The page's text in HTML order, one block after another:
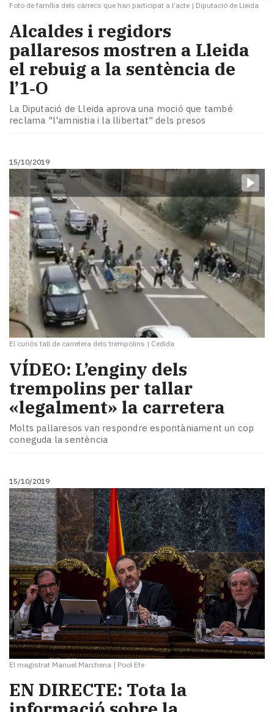
Foto de família dels càrrecs que han participat a l’acte | Diputació de Lleida
Alcaldes i regidors
pallaresos mostren a Lleida
el rebuig a la sentència de
l’1‑O
La Diputació de Lleida aprova una moció que també
reclama "l'amnistia i la llibertat" dels presos
15/10/2019
El curiós tall de carretera dels trempolins | Cedida
VÍDEO: L’enginy dels
trempolins per tallar
«legalment» la carretera
Molts pallaresos van respondre espontàniament un cop
coneguda la sentència
15/10/2019
El magistrat Manuel Marchena | Pool Efe
EN DIRECTE: Tota la